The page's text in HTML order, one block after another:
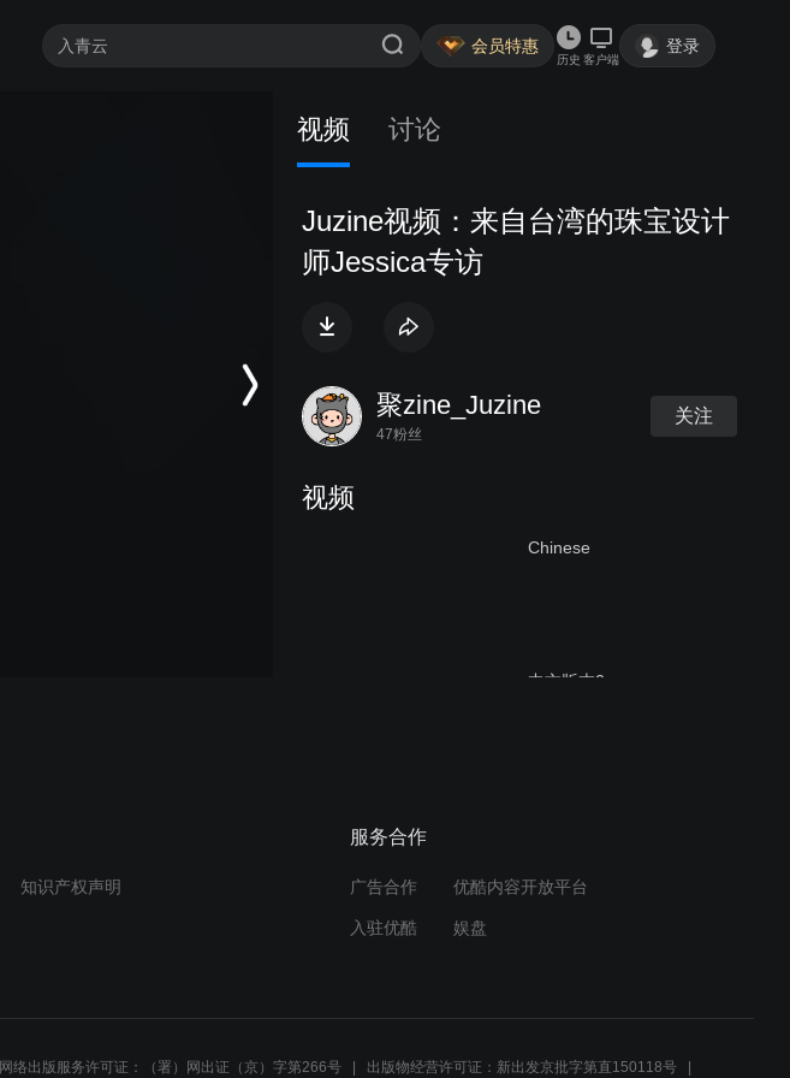
会员特惠
历史 客户端
登录
视频 讨论
Juzine视频：来自台湾的珠宝设计
师Jessica专访
聚zine_Juzine
47粉丝
关注
视频
Chinese
中文版本2
知识产权声明
服务合作
广告合作 优酷内容开放平台
入驻优酷 娱盘
网络出版服务许可证：（署）网出证（京）字第266号 出版物经营许可证：新出发京批字第直150118号